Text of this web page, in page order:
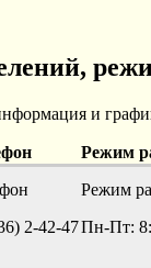
и
Режим
2-42-47
Режим
Пн-Пт: